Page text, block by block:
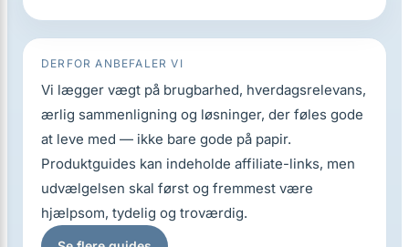
DERFOR ANBEFALER VI
Vi lægger vægt på brugbarhed, hverdagsrelevans,
ærlig sammenligning og løsninger, der føles gode
at leve med — ikke bare gode på papir.
Produktguides kan indeholde affiliate-links, men
udvælgelsen skal først og fremmest være
hjælpsom, tydelig og troværdig.